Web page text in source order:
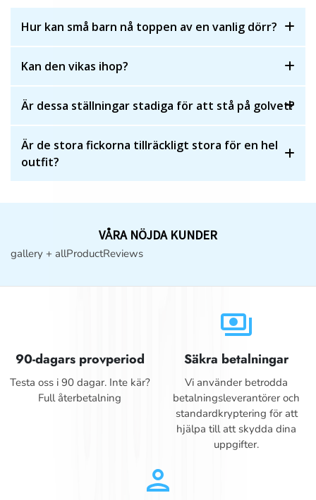
Hur kan små barn nå toppen av en vanlig dörr?
Kan den vikas ihop?
Är dessa ställningar stadiga för att stå på golvet?
Är de stora fickorna tillräckligt stora för en hel
outfit?
VÅRA NÖJDA KUNDER
gallery + allProductReviews
90-dagars provperiod
Testa oss i 90 dagar. Inte kär?
Full återbetalning
payments
Säkra betalningar
Vi använder betrodda
betalningsleverantörer och
standardkryptering för att
hjälpa till att skydda dina
uppgifter.
person